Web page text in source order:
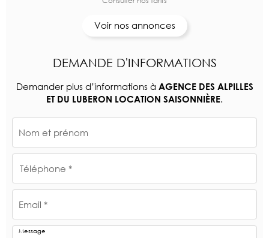
Voir nos annonces
DEMANDE D'INFORMATIONS
Demander plus d’informations à AGENCE DES ALPILLES
ET DU LUBERON LOCATION SAISONNIÈRE.
Nom et prénom
Téléphone *
Email *
Message